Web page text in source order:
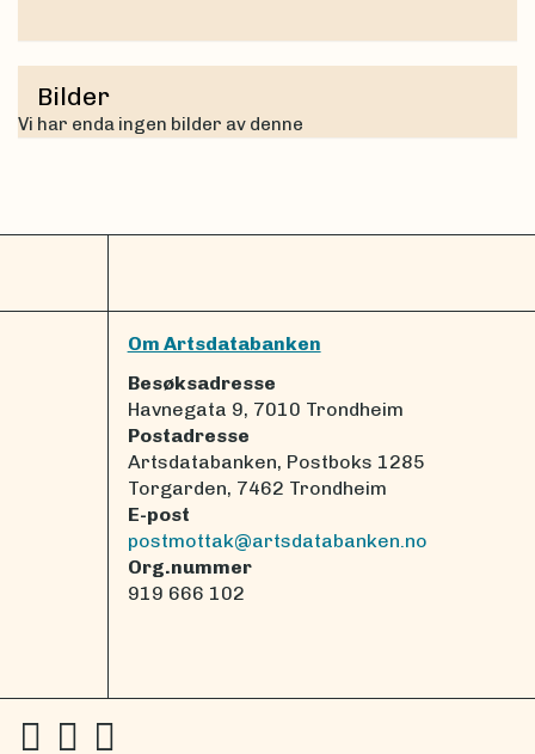
Bilder
Vi har enda ingen bilder av denne
Om Artsdatabanken
Besøksadresse
Havnegata 9, 7010 Trondheim
Postadresse
Artsdatabanken, Postboks 1285
Torgarden, 7462 Trondheim
E-post
postmottak@artsdatabanken.no
Org.nummer
919 666 102